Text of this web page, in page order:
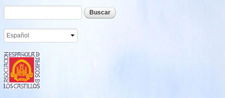
Pasar al
contenido
Formulario de búsqueda
Buscar